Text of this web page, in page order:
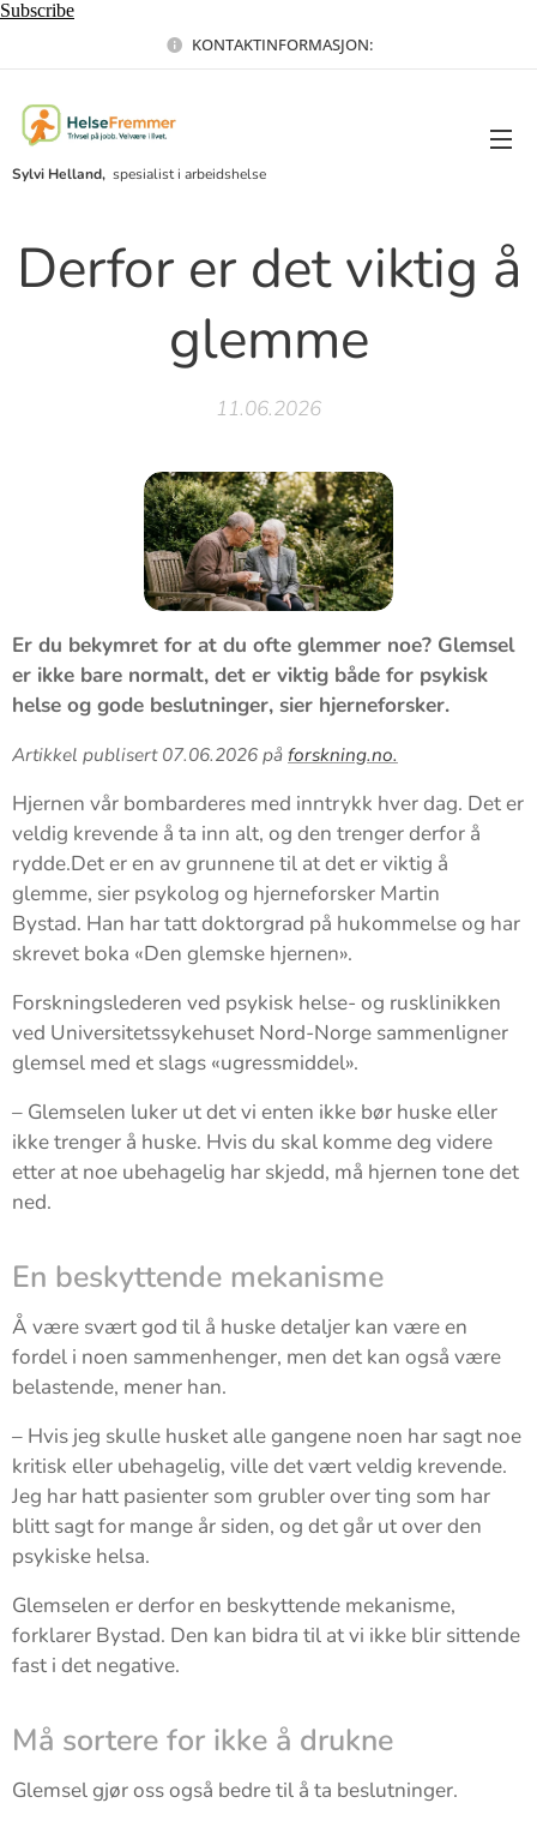
Subscribe
KONTAKTINFORMASJON:
Sylvi Helland, spesialist i arbeidshelse
Derfor er det viktig å
glemme
11.06.2026
Er du bekymret for at du ofte glemmer noe? Glemsel
er ikke bare normalt, det er viktig både for psykisk
helse og gode beslutninger, sier hjerneforsker.
Artikkel publisert 07.06.2026 påforskning.no.
Hjernen vår bombarderes med inntrykk hver dag. Det er
veldig krevende å ta inn alt, og den trenger derfor å
rydde.Det er en av grunnene til at det er viktig å
glemme, sier psykolog og hjerneforsker Martin
Bystad. Han har tatt doktorgrad på hukommelse og har
skrevet boka «Den glemske hjernen».
Forskningslederen ved psykisk helse- og rusklinikken
ved Universitetssykehuset Nord-Norge sammenligner
glemsel med et slags «ugressmiddel».
– Glemselen luker ut det vi enten ikke bør huske eller
ikke trenger å huske. Hvis du skal komme deg videre
etter at noe ubehagelig har skjedd, må hjernen tone det
ned.
En beskyttende mekanisme
Å være svært god til å huske detaljer kan være en
fordel i noen sammenhenger, men det kan også være
belastende, mener han.
– Hvis jeg skulle husket alle gangene noen har sagt noe
kritisk eller ubehagelig, ville det vært veldig krevende.
Jeg har hatt pasienter som grubler over ting som har
blitt sagt for mange år siden, og det går ut over den
psykiske helsa.
Glemselen er derfor en beskyttende mekanisme,
forklarer Bystad. Den kan bidra til at vi ikke blir sittende
fast i det negative.
Må sortere for ikke å drukne
Glemsel gjør oss også bedre til å ta beslutninger.